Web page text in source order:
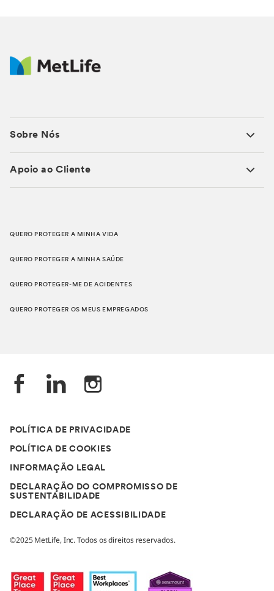
Sobre Nós
Apoio ao Cliente
QUERO PROTEGER A MINHA VIDA
QUERO PROTEGER A MINHA SAÚDE
QUERO PROTEGER-ME DE ACIDENTES
QUERO PROTEGER OS MEUS EMPREGADOS
POLÍTICA DE PRIVACIDADE
POLÍTICA DE COOKIES
INFORMAÇÃO LEGAL
DECLARAÇÃO DO COMPROMISSO DE
SUSTENTABILIDADE
DECLARAÇÃO DE ACESSIBILIDADE
©2025 MetLife, Inc. Todos os direitos reservados.